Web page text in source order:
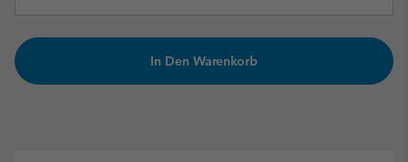
In Den Warenkorb